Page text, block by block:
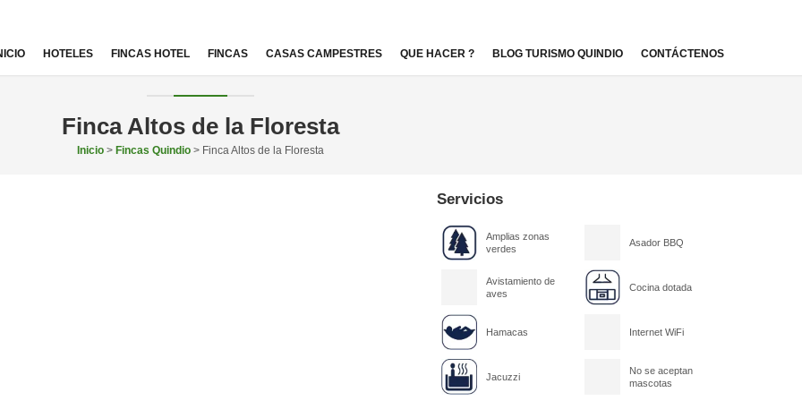
HOTELES FINCAS HOTEL FINCAS CASAS CAMPESTRES QUE HACER ? BLOG TURISMO QUINDIO CONTÁCTENOS
Finca Altos de la Floresta
Inicio > Fincas Quindio > Finca Altos de la Floresta
Servicios
Amplias zonas
verdes
Asador BBQ
Avistamiento de
aves
Cocina dotada
Hamacas Internet WiFi
Jacuzzi
No se aceptan
mascotas